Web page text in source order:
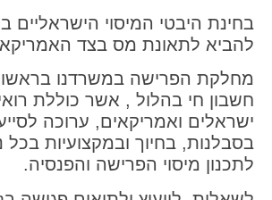
בחינת היבטי המיסוי הישראליים
להביא לתאונת מס בצד
מחלקת הפרישה במשרדנו
חשבון חי בהלול , אשר כוללת
ישראלים ואמריקאים, ערוכה
בסבלנות, בחיוך ובמקצועיות
לתכנון מיסוי הפרישה והפנסיה.